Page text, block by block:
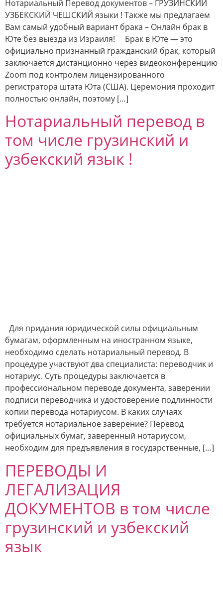
Нотариальный Перевод документов – ГРУЗИНСКИЙ
УЗБЕКСКИЙ ЧЕШСКИЙ языки ! Также мы предлагаем
Вам самый удобный вариант брака – Онлайн брак в
Юте без выезда из Израиля! Брак в Юте — это
официально признанный гражданский брак, который
заключается дистанционно через видеоконференцию
Zoom под контролем лицензированного
регистратора штата Юта (США). Церемония проходит
полностью онлайн, поэтому […]
Нотариальный перевод в
том числе грузинский и
узбекский язык !
Для придания юридической силы официальным
бумагам, оформленным на иностранном языке,
необходимо сделать нотариальный перевод. В
процедуре участвуют два специалиста: переводчик и
нотариус. Суть процедуры заключается в
профессиональном переводе документа, заверении
подписи переводчика и удостоверение подлинности
копии перевода нотариусом. В каких случаях
требуется нотариальное заверение? Перевод
официальных бумаг, заверенный нотариусом,
необходим для предъявления в государственные, […]
ПЕРЕВОДЫ И
ЛЕГАЛИЗАЦИЯ
ДОКУМЕНТОВ в том числе
грузинский и узбекский
язык